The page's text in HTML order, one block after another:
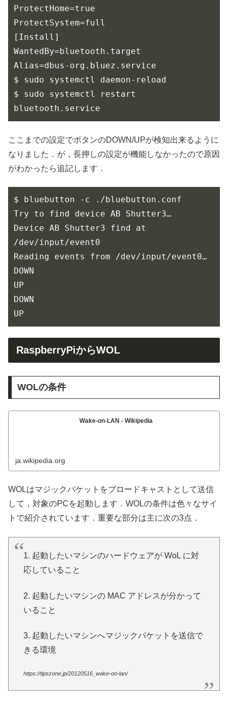
ProtectHome=true
ProtectSystem=full
[Install]
WantedBy=bluetooth.target
Alias=dbus-org.bluez.service
$ sudo systemctl daemon-reload
$ sudo systemctl restart
bluetooth.service
ここまでの設定でボタンのDOWN/UPが検知出来るように
なりました．が，長押しの設定が機能しなかったので原因
がわかったら追記します．
$ bluebutton -c ./bluebutton.conf
Try to find device AB Shutter3…
Device AB Shutter3 find at
/dev/input/event0
Reading events from /dev/input/event0…
DOWN
UP
DOWN
UP
RaspberryPiからWOL
WOLの条件
Wake-on-LAN - Wikipedia
ja.wikipedia.org
WOLはマジックパケットをブロードキャストとして送信
して，対象のPCを起動します．WOLの条件は色々なサイ
トで紹介されています．重要な部分は主に次の3点．
1. 起動したいマシンのハードウェアが WoL に対
応していること
2. 起動したいマシンの MAC アドレスが分かって
いること
3. 起動したいマシンへマジックパケットを送信で
きる環境
https://tipszone.jp/20120516_wake-on-lan/